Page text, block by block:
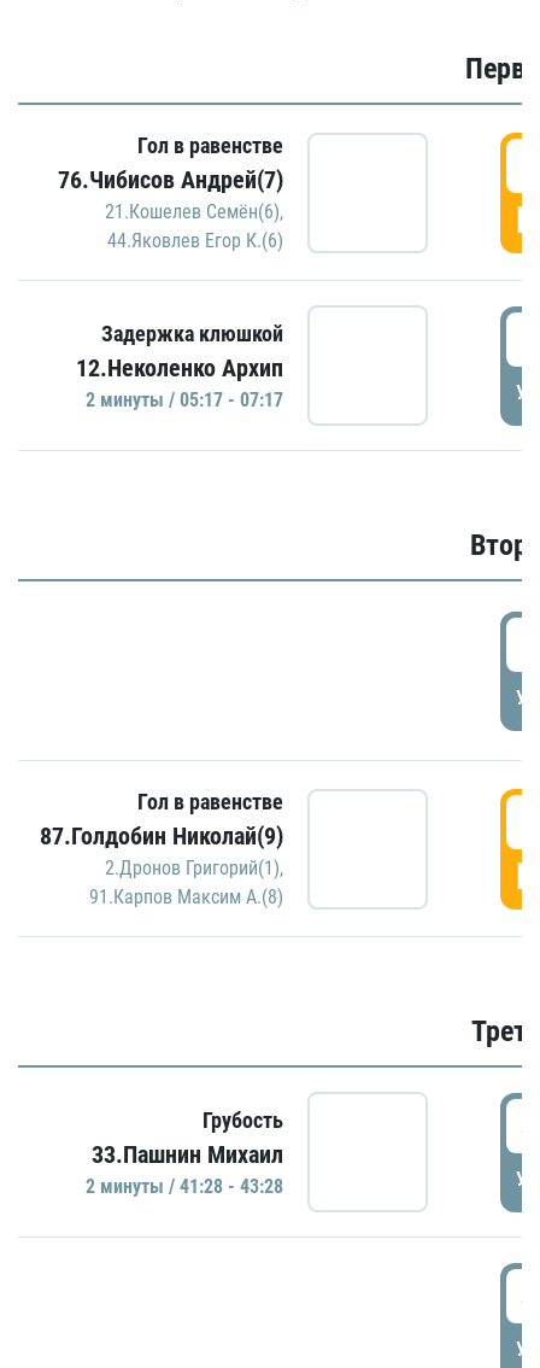
Гол в равенстве
76.Чибисов Андрей(7)
21.Кошелев Семён(6),
44.Яковлев Егор К.(6)
Задержка клюшкой
12.Неколенко Архип
2 минуты / 05:17 - 07:17
Гол в равенстве
87.Голдобин Николай(9)
2.Дронов Григорий(1),
91.Карпов Максим А.(8)
Грубость
33.Пашнин Михаил
2 минуты / 41:28 - 43:28